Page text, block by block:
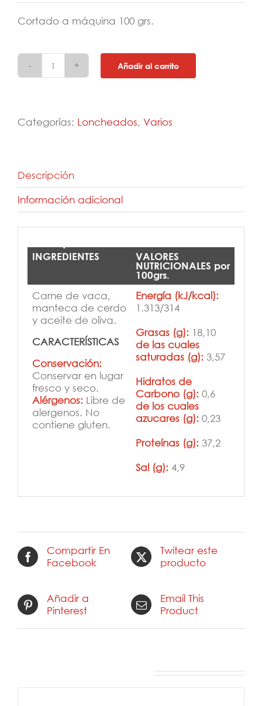
Cortado a máquina 100 grs.
Loncheados
León
Añadir al carrito
Categorías: Loncheados, Varios
Descripción
Información adicional
INGREDIENTES
VALORES
NUTRICIONALES por
100grs.
Carne de vaca,
manteca de cerdo
y aceite de oliva.
Energía (kJ/kcal):
1.313/314
Grasas (g): 18,10
de las cuales
saturadas (g): 3,57
Hidratos de
Carbono (g): 0,6
de los cuales
azucares (g): 0,23
Proteínas (g): 37,2
Sal (g): 4,9
CARACTERÍSTICAS
Conservación:
Conservar en lugar
fresco y seco.
Alérgenos: Libre de
alergenos. No
contiene gluten.
Compartir En
Facebook
Twitear este
producto
Añadir a
Pinterest
Email This
Product